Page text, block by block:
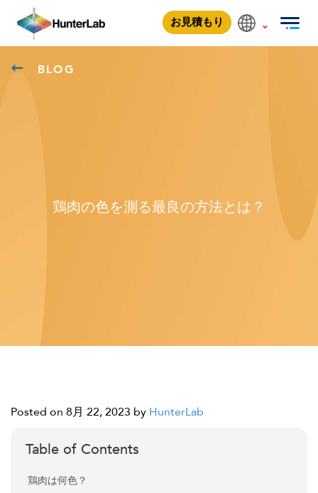
お見積もり
BLOG
鶏肉の色を測る最良の方法とは？
Posted on 8月 22, 2023 by HunterLab
Table of Contents
鶏肉は何色？